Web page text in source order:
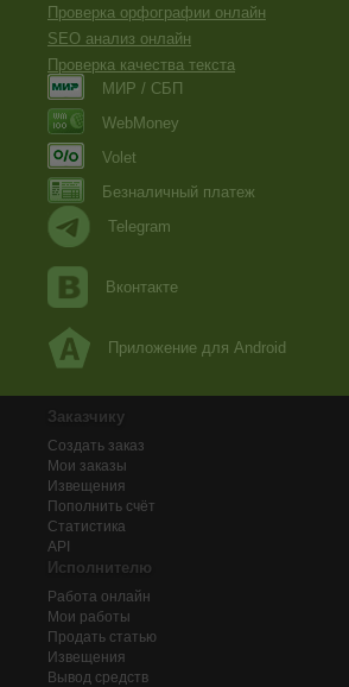
Проверка орфографии онлайн
SEO анализ онлайн
Проверка качества текста
МИР / СБП
WebMoney
Volet
Безналичный платеж
Telegram
Вконтакте
Приложение для Android
Заказчику
Создать заказ
Мои заказы
Извещения
Пополнить счёт
Статистика
API
Исполнителю
Работа онлайн
Мои работы
Продать статью
Извещения
Вывод средств